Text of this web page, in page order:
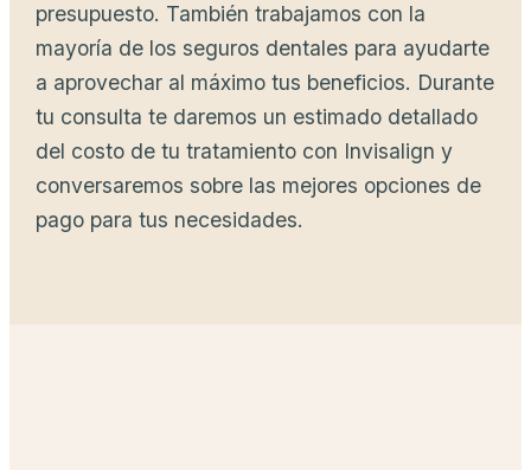
presupuesto. También trabajamos con la
mayoría de los seguros dentales para ayudarte
a aprovechar al máximo tus beneficios. Durante
tu consulta te daremos un estimado detallado
del costo de tu tratamiento con Invisalign y
conversaremos sobre las mejores opciones de
pago para tus necesidades.